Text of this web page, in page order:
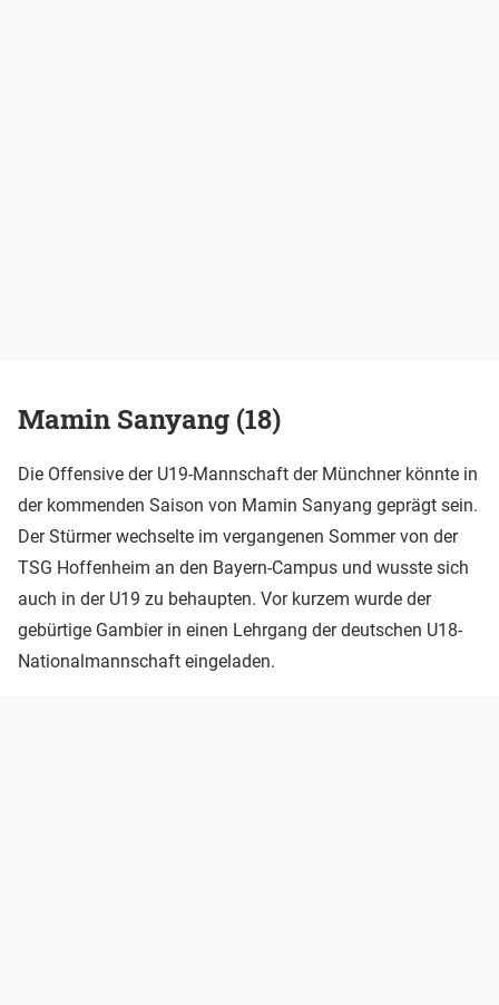
Mamin Sanyang (18)
Die Offensive der U19-Mannschaft der Münchner könnte in
der kommenden Saison von Mamin Sanyang geprägt sein.
Der Stürmer wechselte im vergangenen Sommer von der
TSG Hoffenheim an den Bayern-Campus und wusste sich
auch in der U19 zu behaupten. Vor kurzem wurde der
gebürtige Gambier in einen Lehrgang der deutschen U18-
Nationalmannschaft eingeladen.